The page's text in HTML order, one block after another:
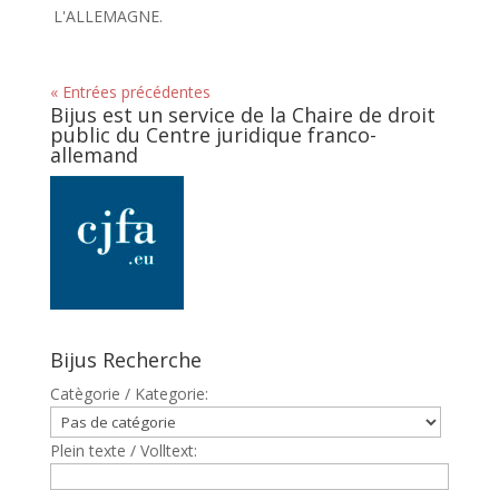
L'ALLEMAGNE.
« Entrées précédentes
Bijus est un service de la Chaire de droit
public du Centre juridique franco-
allemand
Bijus Recherche
Catègorie / Kategorie:
Plein texte / Volltext: